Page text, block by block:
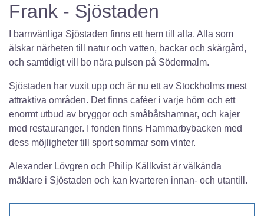
Frank - Sjöstaden
I barnvänliga Sjöstaden finns ett hem till alla. Alla som
älskar närheten till natur och vatten, backar och skärgård,
och samtidigt vill bo nära pulsen på Södermalm.
Sjöstaden har vuxit upp och är nu ett av Stockholms mest
attraktiva områden. Det finns caféer i varje hörn och ett
enormt utbud av bryggor och småbåtshamnar, och kajer
med restauranger. I fonden finns Hammarbybacken med
dess möjligheter till sport sommar som vinter.
Alexander Lövgren och Philip Källkvist är välkända
mäklare i Sjöstaden och kan kvarteren innan- och utantill.